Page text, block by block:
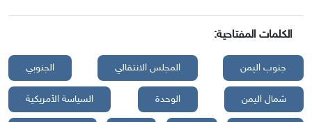
الكلمات المفتاحية:
جنوب اليمن المجلس الانتقالي الجنوبي
شمال اليمن الوحدة السياسة الأمريكية